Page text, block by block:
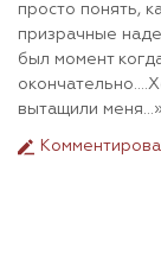
просто понять,
призрачные
был момент
вытащили меня...»